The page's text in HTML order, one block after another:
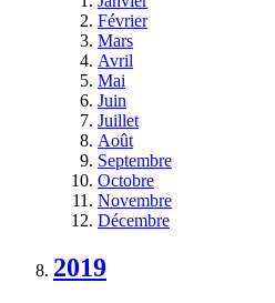
Février
Mars
Avril
Mai
Juin
Juillet
Août
Septembre
Octobre
Novembre
Décembre
2019